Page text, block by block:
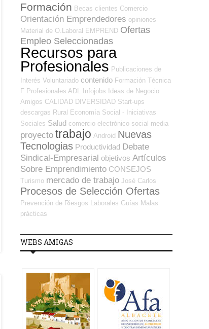
Formación Becas clientes Comercio
Orientación Emprendedores opiniones
Material de O.Laboral
EMPREND Ofertas
Empleo Seleccionadas
Recursos para
Profesionales Publicaciones de
Interés Voluntariado contenido Formación Técnica
F Profesionales ADL
Infojobs
Ideas de Negocio
Amigos CALIDAD DIVERSIDAD Start-ups
descargas Rural
Economía Social - Iniciativas
Sociales Salud comercio electrónico social media
proyecto trabajo Android Nuevas
Tecnologias Productividad Debate
Sindical-Empresarial objetivos Artículos
Sobre Emprendimiento CONSEJOS
Turismo mercado de trabajo José Carlos
Procesos de Selección Ofertas
Prevención de Riesgos Laborales Guías Malas
prácticas
WEBS AMIGAS